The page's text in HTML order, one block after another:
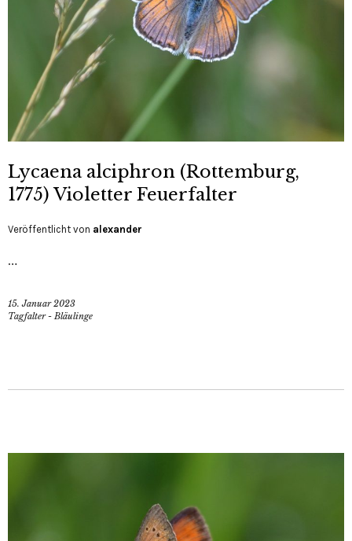
Lycaena alciphron (Rottemburg,
1775) Violetter Feuerfalter
Veröffentlicht von alexander
…
15. Januar 2023
Tagfalter - Bläulinge